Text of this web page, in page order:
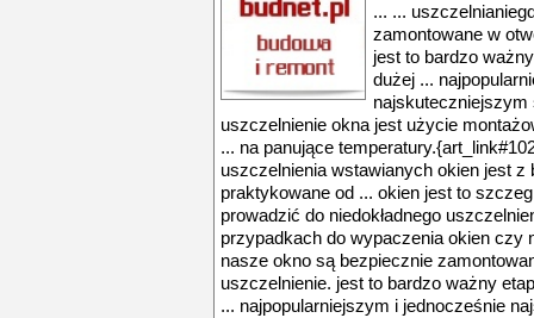
... ...
zamontowane w
jest to bardzo
dużej ...
najskuteczniejszym
uszczelnienie okna jest użycie
... na panujące
uszczelnienia wstawianych okien jest
praktykowane od ... okien jest to
prowadzić do niedokładnego
przypadkach do wypaczenia okien czy
nasze okno są bezpiecznie
uszczelnienie. jest to bardzo ważny
... najpopularniejszym i jednocześnie